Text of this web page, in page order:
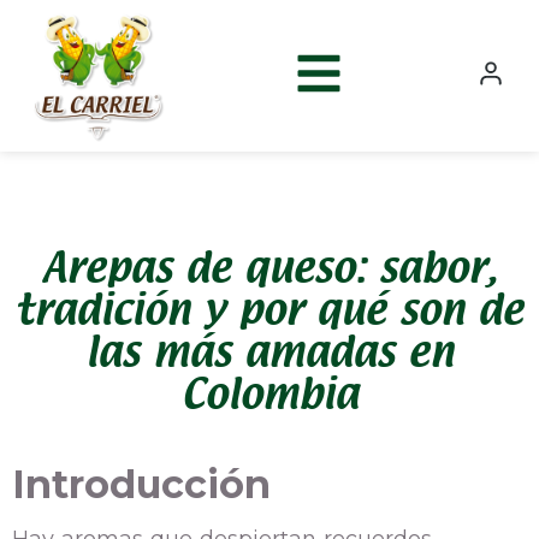
Arepas de queso: sabor,
tradición y por qué son de
las más amadas en
Colombia
Introducción